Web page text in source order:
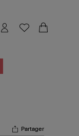
Partager